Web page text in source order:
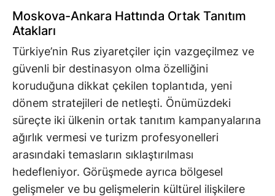
Moskova-Ankara Hattında Ortak Tanıtım
Atakları
Türkiye’nin Rus ziyaretçiler için vazgeçilmez ve
güvenli bir destinasyon olma özelliğini
koruduğuna dikkat çekilen toplantıda, yeni
dönem stratejileri de netleşti. Önümüzdeki
süreçte iki ülkenin ortak tanıtım kampanyalarına
ağırlık vermesi ve turizm profesyonelleri
arasındaki temasların sıklaştırılması
hedefleniyor. Görüşmede ayrıca bölgesel
gelişmeler ve bu gelişmelerin kültürel ilişkilere